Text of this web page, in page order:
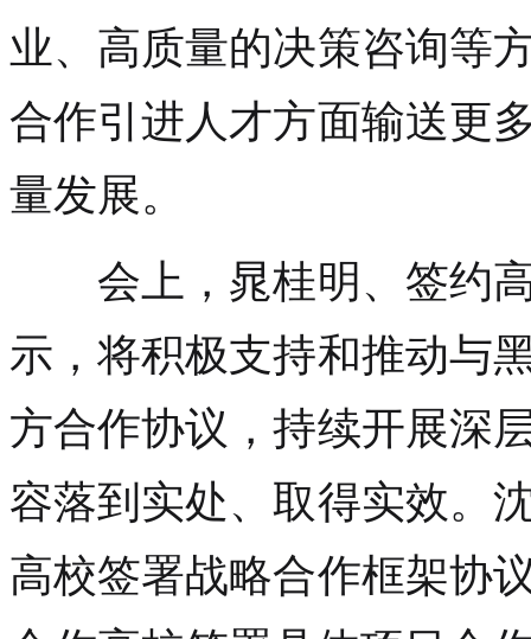
业、高质量的决策咨询等
合作引进人才方面输送更
量发展。
会上，晁桂明、签约高
示，将积极支持和推动与
方合作协议，持续开展深
容落到实处、取得实效。
高校签署战略合作框架协